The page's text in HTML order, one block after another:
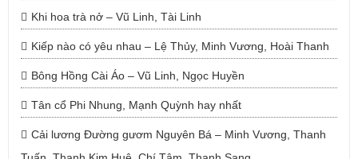
Khi hoa trà nở – Vũ Linh, Tài Linh
Kiếp nào có yêu nhau – Lệ Thủy, Minh Vương, Hoài Thanh
Bông Hồng Cài Áo – Vũ Linh, Ngọc Huyền
Tân cổ Phi Nhung, Mạnh Quỳnh hay nhất
Cải lương Đường gươm Nguyên Bá – Minh Vương, Thanh